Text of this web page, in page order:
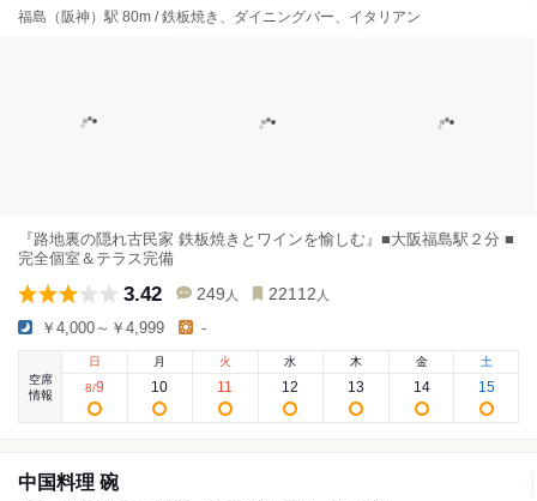
福島（阪神）駅 80m / 鉄板焼き、ダイニングバー、イタリアン
『路地裏の隠れ古民家 鉄板焼きとワインを愉しむ』■大阪福島駅２分 ■
完全個室＆テラス完備
3.42 249 人 22112 人
￥4,000～￥4,999 -
空席
情報
日
8/9
月
10
火
11
水
12
木
13
金
14
土
15
中国料理 碗